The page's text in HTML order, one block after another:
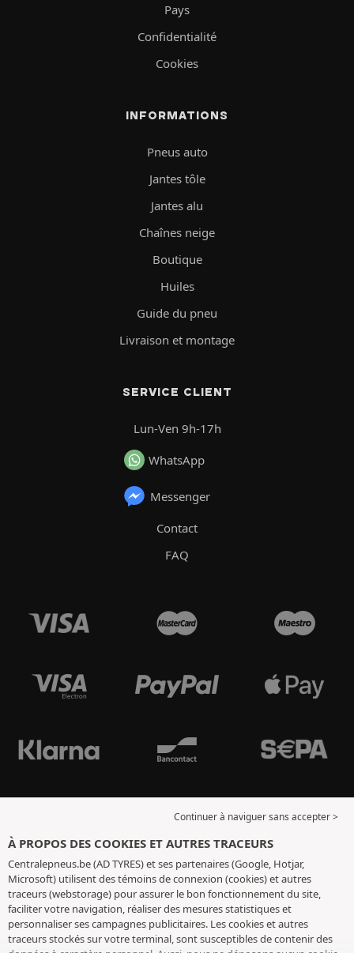
Pays
Confidentialité
Cookies
INFORMATIONS
Pneus auto
Jantes tôle
Jantes alu
Chaînes neige
Boutique
Huiles
Guide du pneu
Livraison et montage
SERVICE CLIENT
Lun-Ven 9h-17h
WhatsApp
Messenger
Contact
FAQ
Continuer à naviguer sans accepter >
À PROPOS DES COOKIES ET AUTRES TRACEURS
Centralepneus.be (AD TYRES) et ses partenaires (Google, Hotjar,
Microsoft) utilisent des témoins de connexion (cookies) et autres
traceurs (webstorage) pour assurer le bon fonctionnement du site,
faciliter votre navigation, réaliser des mesures statistiques et
personnaliser ses campagnes publicitaires. Les cookies et autres
traceurs stockés sur votre terminal, sont susceptibles de contenir des